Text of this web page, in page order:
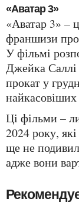
«Аватар 3»
«Аватар 3» – це продовження популярної
франшизи про
У фільмі
Джейка Саллі
прокат у
Ці фільми – лише деякі з цікавих кінопрем’єр
2024 року,
ще не
адже вони